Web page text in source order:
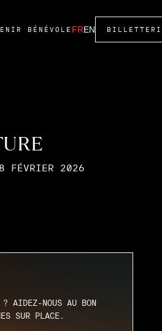
BÉNÉVOLE FREN
FÉVRIER 2026
AIDEZ-NOUS AU BON
SUR PLACE.